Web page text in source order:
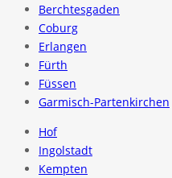
Berchtesgaden
Coburg
Erlangen
Fürth
Füssen
Garmisch-Partenkirchen
Hof
Ingolstadt
Kempten